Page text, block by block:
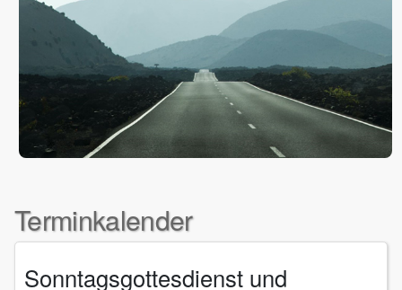
Terminkalender
Sonntagsgottesdienst und